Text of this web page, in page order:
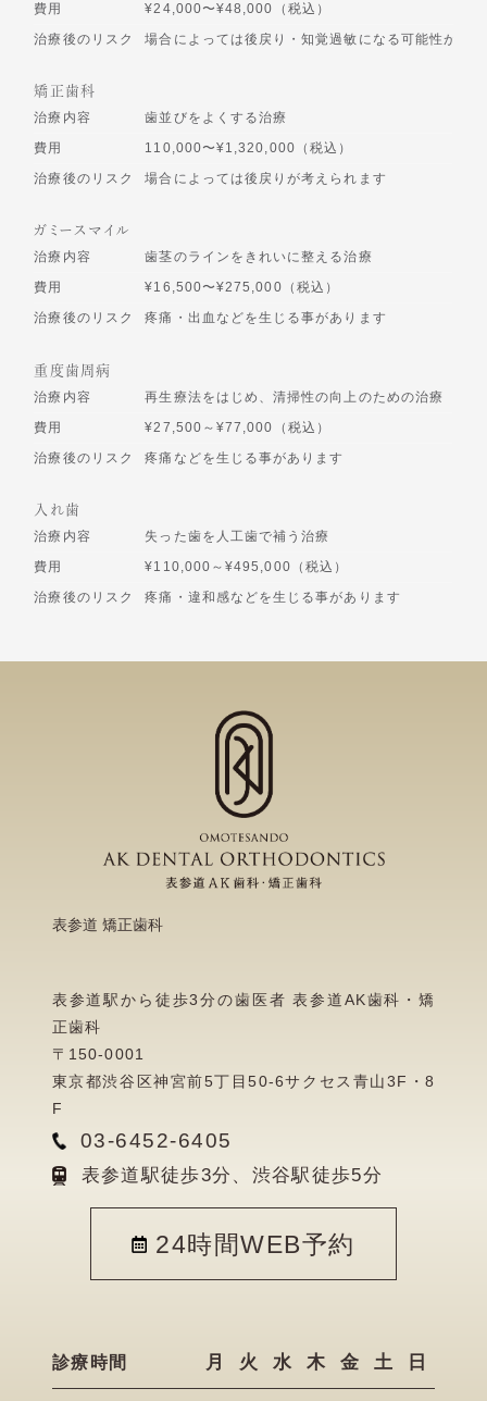
費用
¥24,000〜¥48,000（税込）
治療後のリスク
場合によっては後戻り・知覚過敏になる可能性があ
矯正歯科
治療内容
歯並びをよくする治療
費用
110,000〜¥1,320,000（税込）
治療後のリスク
場合によっては後戻りが考えられます
ガミースマイル
治療内容
歯茎のラインをきれいに整える治療
費用
¥16,500〜¥275,000（税込）
治療後のリスク
疼痛・出血などを生じる事があります
重度歯周病
治療内容
再生療法をはじめ、清掃性の向上のための治療
費用
¥27,500～¥77,000（税込）
治療後のリスク
疼痛などを生じる事があります
入れ歯
治療内容
失った歯を人工歯で補う治療
費用
¥110,000～¥495,000（税込）
治療後のリスク
疼痛・違和感などを生じる事があります
表参道 矯正歯科
表参道駅から徒歩3分の歯医者 表参道AK歯科・矯
正歯科
〒150-0001
東京都渋谷区神宮前5丁目50-6サクセス青山3F・8
F
03-6452-6405
表参道駅徒歩3分、渋谷駅徒歩5分
24時間WEB予約
診療時間 月 火 水 木 金 土 日